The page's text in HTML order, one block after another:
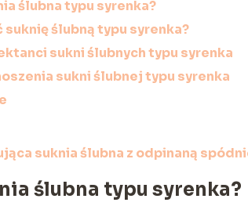
ślubna typu syrenka?
ślubną typu syrenka?
sukni ślubnych typu syrenka
sukni ślubnej typu syrenka
suknia ślubna z odpinaną
ślubna typu syrenka?